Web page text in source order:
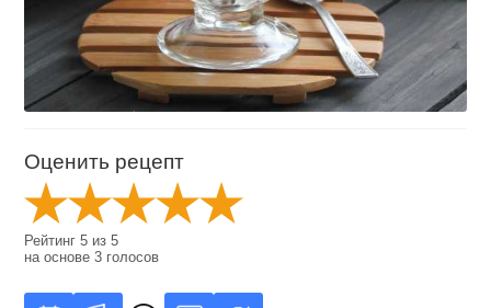
Оценить рецепт
Рейтинг5 из5
на основе3 голосов